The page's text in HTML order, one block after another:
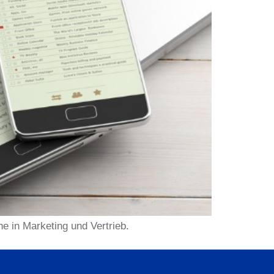
in Marketing und Vertrieb.